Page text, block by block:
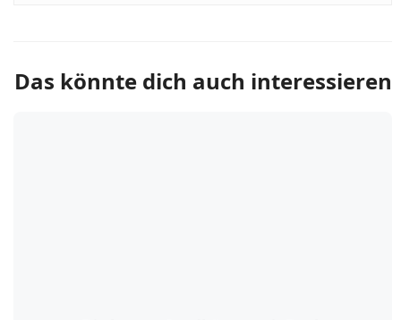
Das könnte dich auch interessieren